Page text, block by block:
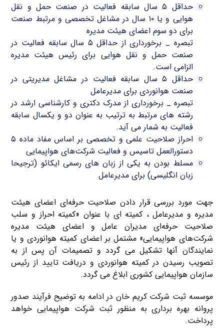
حداقل ۵ سال سابقه فعالیت در صنعت حمل و نقل
هوایی و یا ۱۰ سال در مشاغل تخصصی و مرتبط صنعت
برای دو سوم اعضای هیئت مدیره
تبصره _ برخورداری از حداقل ۵ سال سابقه فعالیت در
صنعت حمل و نقل هوایی برای رئیس هیئت مدیره
الزامی است.
حداقل ۵ سال سابقه فعالیت در مشاغل مدیریتی در
صنعت هوانوردی برای مدیرعامل
تبصره _ برخورداری از مدرک دکتری و کارشناسی ارشد در
رشته های مرتبط به ترتیب به عنوان دو و یکسال سابقه
فعالیت به شمار می آید.
احراز صلاحیت علمی و تخصصی بر اساس مفاد ماده ۵
دستورالعمل تاسیس و فعالیت شرکت‌های هواپیمایی
مسلط بودن به یکی از زبان‌ های رسمی ایکائو (ترجیحا
زبان انگلیسی) برای مدیرعامل
جهت مورد بررسی قرار دادن صلاحیت حرفه‌ای اعضای هیئت
مدیره و مدیرعامل ، کمیته ای با عنوان «کمیته احراز و سلب
صلاحیت حرفه‌ای مدیران عامل و اعضای هیئت مدیره
شرکت‌های هواپیمایی» مشتمل بر اعضای کمیته هوانوردی و یا
نمایندگان آنها تشکیل می گردد و تصمیمات آن پس از به
تصویب رسیدن در کمیته هوانوردی و دریافت تایید از رئیس
سازمان هواپیمایی کشوری ابلاغ می گردد.
موسسه ثبت شرکت کریم خان در ادامه به توضیح فرآیند صدور
پروانه بهره برداری به منظور ثبت شرکت هواپیمایی خواهد
پرداخت.